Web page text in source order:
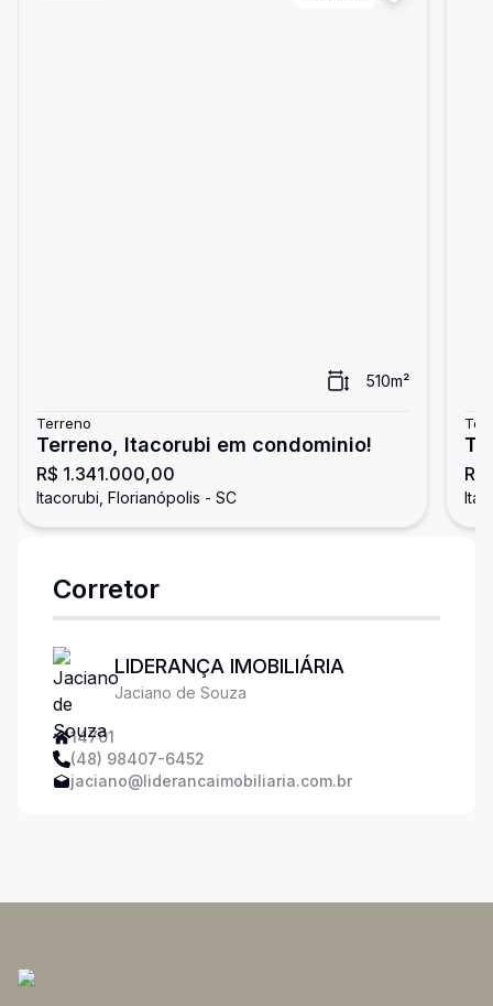
510m²
Terreno
Terreno, Itacorubi em condominio!
R$ 1.341.000,00
Itacorubi, Florianópolis - SC
Corretor
LIDERANÇA IMOBILIÁRIA
Jaciano de Souza
14701
(48) 98407-6452
jaciano@liderancaimobiliaria.com.br